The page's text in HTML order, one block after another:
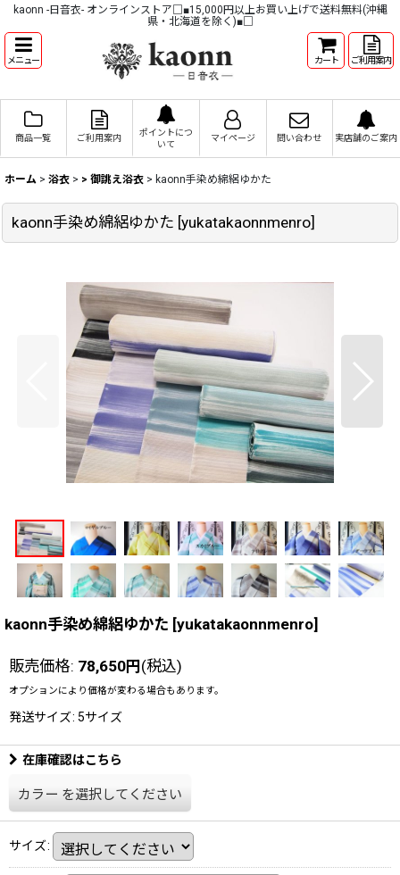
kaonn -日音衣- オンラインストア□■15,000円以上お買い上げで送料無料(沖縄
県・北海道を除く)■□
メニュー カート ご利用案内
商品一覧 ご利用案内
ポイントにつ
いて
マイページ 問い合わせ 実店舗のご案内
ホーム > 浴衣 > > 御誂え浴衣 > kaonn手染め綿絽ゆかた
kaonn手染め綿絽ゆかた [yukatakaonnmenro]
kaonn手染め綿絽ゆかた [yukatakaonnmenro]
販売価格: 78,650円(税込)
オプションにより価格が変わる場合もあります。
発送サイズ: 5サイズ
在庫確認はこちら
カラー を選択してください
サイズ: